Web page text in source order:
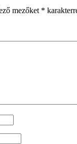
mezőket *